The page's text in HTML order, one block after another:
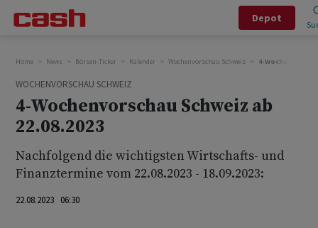
Depot
Home News Börsen-Ticker Kalender Wochenvorschau Schweiz 4-
WOCHENVORSCHAU SCHWEIZ
4-Wochenvorschau Schweiz ab
22.08.2023
Nachfolgend die wichtigsten Wirtschafts- und
Finanztermine vom 22.08.2023 - 18.09.2023:
22.08.2023 06:30